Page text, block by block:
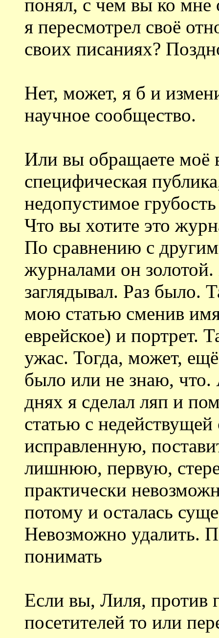
понял, с чем вы ко мне
я пересмотрел своё
своих писаниях?
Нет, может, я б и
научное сообщество.
Или вы обращаете
специфическая
недопустимое
Что вы хотите это
По сравнению с
журналами он
заглядывал. Раз было.
мою статью сменив
еврейское) и портрет.
ужас. Тогда, может,
было или не знаю,
днях я сделал ляп и
статью с
исправленную,
лишнюю, первую,
практически
потому и осталась
Невозможно удалить.
понимать
Если вы, Лиля, против
посетителей то или